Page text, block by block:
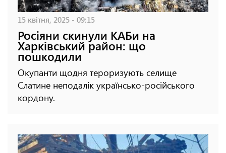
15 квітня, 2025 - 09:15
Росіяни скинули КАБи на
Харківський район: що
пошкодили
Окупанти щодня тероризують селище
Слатине неподалік українсько-російського
кордону.